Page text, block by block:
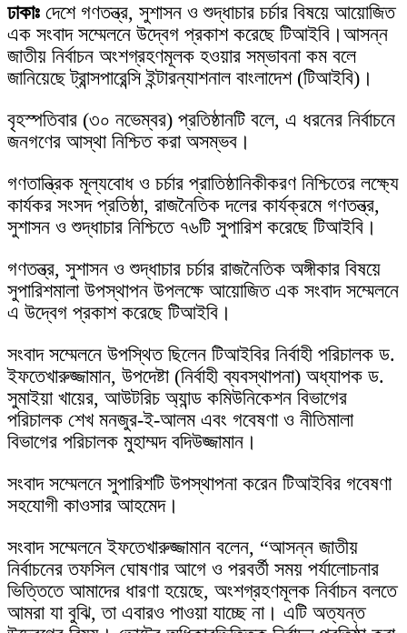
ঢাকাঃ দেশে গণতন্ত্র, সুশাসন ও শুদ্ধাচার চর্চার বিষয়ে আয়োজিত
এক সংবাদ সম্মেলনে উদ্বেগ প্রকাশ করেছে টিআইবি। আসন্ন
জাতীয় নির্বাচন অংশগ্রহণমূলক হওয়ার সম্ভাবনা কম বলে
জানিয়েছে ট্রান্সপারেন্সি ইন্টারন্যাশনাল বাংলাদেশ (টিআইবি)।
বৃহস্পতিবার (৩০ নভেম্বর) প্রতিষ্ঠানটি বলে, এ ধরনের নির্বাচনে
জনগণের আস্থা নিশ্চিত করা অসম্ভব।
গণতান্ত্রিক মূল্যবোধ ও চর্চার প্রাতিষ্ঠানিকীকরণ নিশ্চিতের লক্ষ্যে
কার্যকর সংসদ প্রতিষ্ঠা, রাজনৈতিক দলের কার্যক্রমে গণতন্ত্র,
সুশাসন ও শুদ্ধাচার নিশ্চিতে ৭৬টি সুপারিশ করেছে টিআইবি।
গণতন্ত্র, সুশাসন ও শুদ্ধাচার চর্চার রাজনৈতিক অঙ্গীকার বিষয়ে
সুপারিশমালা উপস্থাপন উপলক্ষে আয়োজিত এক সংবাদ সম্মেলনে
এ উদ্বেগ প্রকাশ করেছে টিআইবি।
সংবাদ সম্মেলনে উপস্থিত ছিলেন টিআইবির নির্বাহী পরিচালক ড.
ইফতেখারুজ্জামান, উপদেষ্টা (নির্বাহী ব্যবস্থাপনা) অধ্যাপক ড.
সুমাইয়া খায়ের, আউটরিচ অ্যান্ড কমিউনিকেশন বিভাগের
পরিচালক শেখ মনজুর-ই-আলম এবং গবেষণা ও নীতিমালা
বিভাগের পরিচালক মুহাম্মদ বদিউজ্জামান।
সংবাদ সম্মেলনে সুপারিশটি উপস্থাপনা করেন টিআইবির গবেষণা
সহযোগী কাওসার আহমেদ।
সংবাদ সম্মেলনে ইফতেখারুজ্জামান বলেন, “আসন্ন জাতীয়
নির্বাচনের তফসিল ঘোষণার আগে ও পরবর্তী সময় পর্যালোচনার
ভিত্তিতে আমাদের ধারণা হয়েছে, অংশগ্রহণমূলক নির্বাচন বলতে
আমরা যা বুঝি, তা এবারও পাওয়া যাচ্ছে না। এটি অত্যন্ত